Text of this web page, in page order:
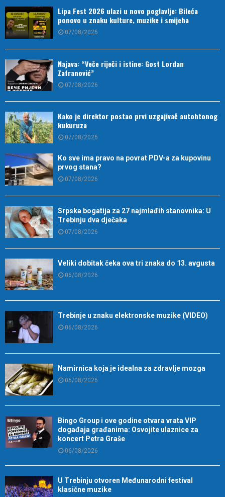
Lipa Fest 2026 ulazi u novo poglavlje: Bileća
ponovo u znaku kulture, muzike i smijeha
07/08/2026
Najava: “Veče riječi i istine: Gost Lordan
Zafranović”
07/08/2026
Kako je direktor postao prvi uzgajivač autohtonog
kukuruza
07/08/2026
Ko sve ima pravo na povrat PDV-a za kupovinu
prvog stana?
07/08/2026
Srpska bogatija za 27 najmlađih stanovnika: U
Trebinju dva dječaka
07/08/2026
Veliki dobitak čeka ova tri znaka do 13. avgusta
06/08/2026
Trebinje u znaku elektronske muzike (VIDEO)
06/08/2026
Namirnica koja je idealna za zdravlje mozga
06/08/2026
Bingo Group i ove godine otvara vrata VIP
događaja građanima: Osvojite ulaznice za
koncert Petra Graše
06/08/2026
U Trebinju otvoren Međunarodni festival
klasične muzike